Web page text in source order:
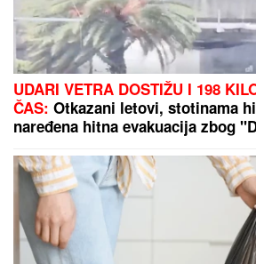
ZA PAR SATI STIŽE NEVREME U
SRBIJE:Spremite se za
vetra
Traže momentalnu